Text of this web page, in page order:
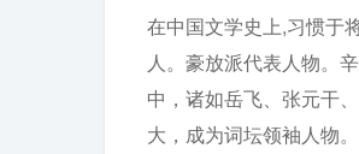
在中国文学史上,习惯于
人。豪放派代表人物。
中，诸如岳飞、张元干
大，成为词坛领袖人物。